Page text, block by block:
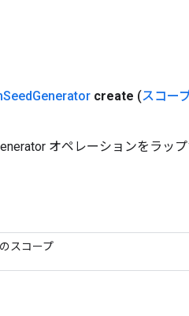
SeedGenerator create (スコー
オペレーションをラッ
スコープ